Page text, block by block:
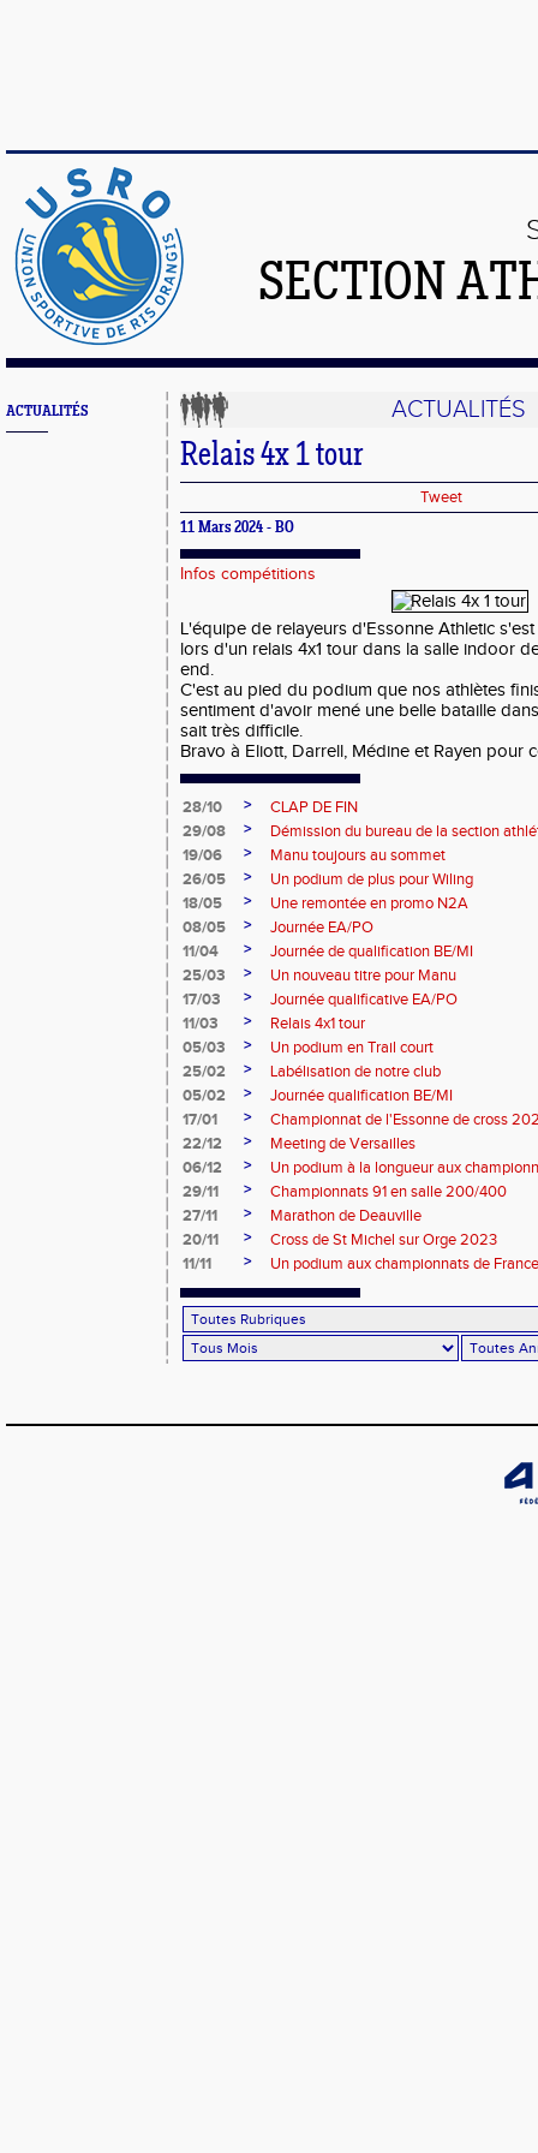
SECTION
ACTUALITÉS ACTUALITÉS
Relais 4x 1 tour
Tweet
11 Mars 2024 - BO
Infos compétitions
L'équipe de relayeurs d'Essonne Athletic
lors d'un relais 4x1 tour dans la salle indoor
end.
C'est au pied du podium que nos athlètes
sentiment d'avoir mené une belle bataille
sait très difficile.
Bravo à Eliott, Darrell, Médine et Rayen pour
28/10 >
CLAP DE FIN
29/08
>
Démission du bureau de la section
19/06
>
Manu toujours au sommet
26/05
>
Un podium de plus pour Wiling
18/05
>
Une remontée en promo N2A
08/05
>
Journée EA/PO
11/04
>
Journée de qualification BE/MI
25/03
>
Un nouveau titre pour Manu
17/03
>
Journée qualificative EA/PO
11/03
>
Relais 4x1 tour
05/03
>
Un podium en Trail court
25/02
>
Labélisation de notre club
05/02
>
Journée qualification BE/MI
17/01
>
Championnat de l'Essonne de cross
22/12
>
Meeting de Versailles
06/12
>
Un podium à la longueur aux
29/11
>
Championnats 91 en salle 200/400
27/11
>
Marathon de Deauville
20/11
>
Cross de St Michel sur Orge 2023
11/11
> Un podium aux championnats de